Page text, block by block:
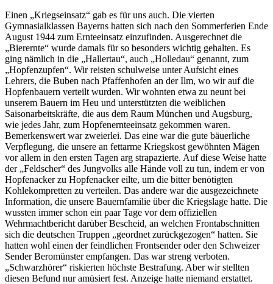
Einen
Kriegseinsatz
gab es für uns auch. Die vierten
Gymnasialklassen Bayerns hatten sich nach den Sommerferien Ende
August 1944 zum Ernteeinsatz einzufinden. Ausgerechnet die
Bierernte
wurde damals für so besonders wichtig gehalten. Es
ging nämlich in die
Hallertau , auch Holledau
genannt, zum
Hopfenzupfen . Wir reisten schulweise unter Aufsicht eines
Lehrers, die Buben nach Pfaffenhofen an der Ilm, wo wir auf die
Hopfenbauern verteilt wurden. Wir wohnten etwa zu neunt bei
unserem Bauern im Heu und unterstützten die weiblichen
Saisonarbeitskräfte, die aus dem Raum München und Augsburg,
wie jedes Jahr, zum Hopfenernteeinsatz gekommen waren.
Bemerkenswert war zweierlei. Das eine war die gute bäuerliche
Verpflegung, die unsere an fettarme Kriegskost gewöhnten Mägen
vor allem in den ersten Tagen arg strapazierte. Auf diese Weise hatte
der Feldscher
des Jungvolks alle Hände voll zu tun, indem er von
Hopfenacker zu Hopfenacker eilte, um die bitter benötigten
Kohlekompretten zu verteilen. Das andere war die ausgezeichnete
Information, die unsere Bauernfamilie über die Kriegslage hatte. Die
wussten immer schon ein paar Tage vor dem offiziellen
Wehrmachtbericht darüber Bescheid, an welchen Frontabschnitten
sich die deutschen Truppen
geordnet zurückgezogen
hatten. Sie
hatten wohl einen der feindlichen Frontsender oder den Schweizer
Sender Beromünster empfangen. Das war streng verboten.
Schwarzhörer
riskierten höchste Bestrafung. Aber wir stellten
diesen Befund nur amüsiert fest. Anzeige hatte niemand erstattet.